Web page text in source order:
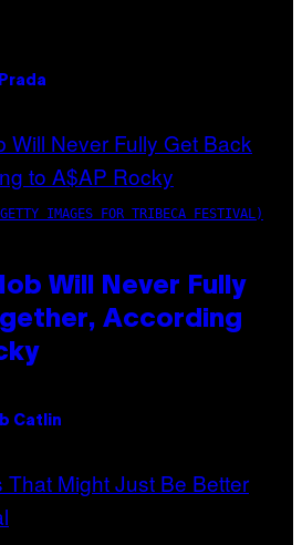
IMAGES FOR TRIBECA FESTIVAL)
Will Never Fully
According
Catlin